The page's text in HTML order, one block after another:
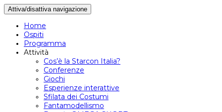
Attiva/disattiva navigazione
Home
Ospiti
Programma
Attività
Cos’è la Starcon Italia?
Conferenze
Giochi
Esperienze interattive
Sfilata dei Costumi
Fantamodellismo